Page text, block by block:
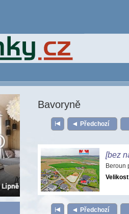
Bavoryně
Předchozí
[bez
Beroun
Předchozí